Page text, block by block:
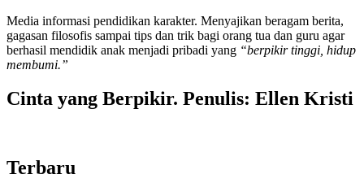
Media informasi pendidikan karakter. Menyajikan beragam berita,
gagasan filosofis sampai tips dan trik bagi orang tua dan guru agar
berhasil mendidik anak menjadi pribadi yang “berpikir tinggi, hidup
membumi.”
Cinta yang Berpikir. Penulis: Ellen Kristi
Terbaru